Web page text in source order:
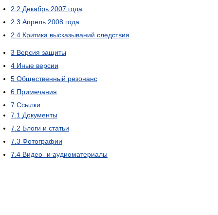
2.2 Декабрь 2007 года
2.3 Апрель 2008 года
2.4 Критика высказываний следствия
3 Версия защиты
4 Иные версии
5 Общественный резонанс
6 Примечания
7 Ссылки
7.1 Документы
7.2 Блоги и статьи
7.3 Фотографии
7.4 Видео- и аудиоматериалы